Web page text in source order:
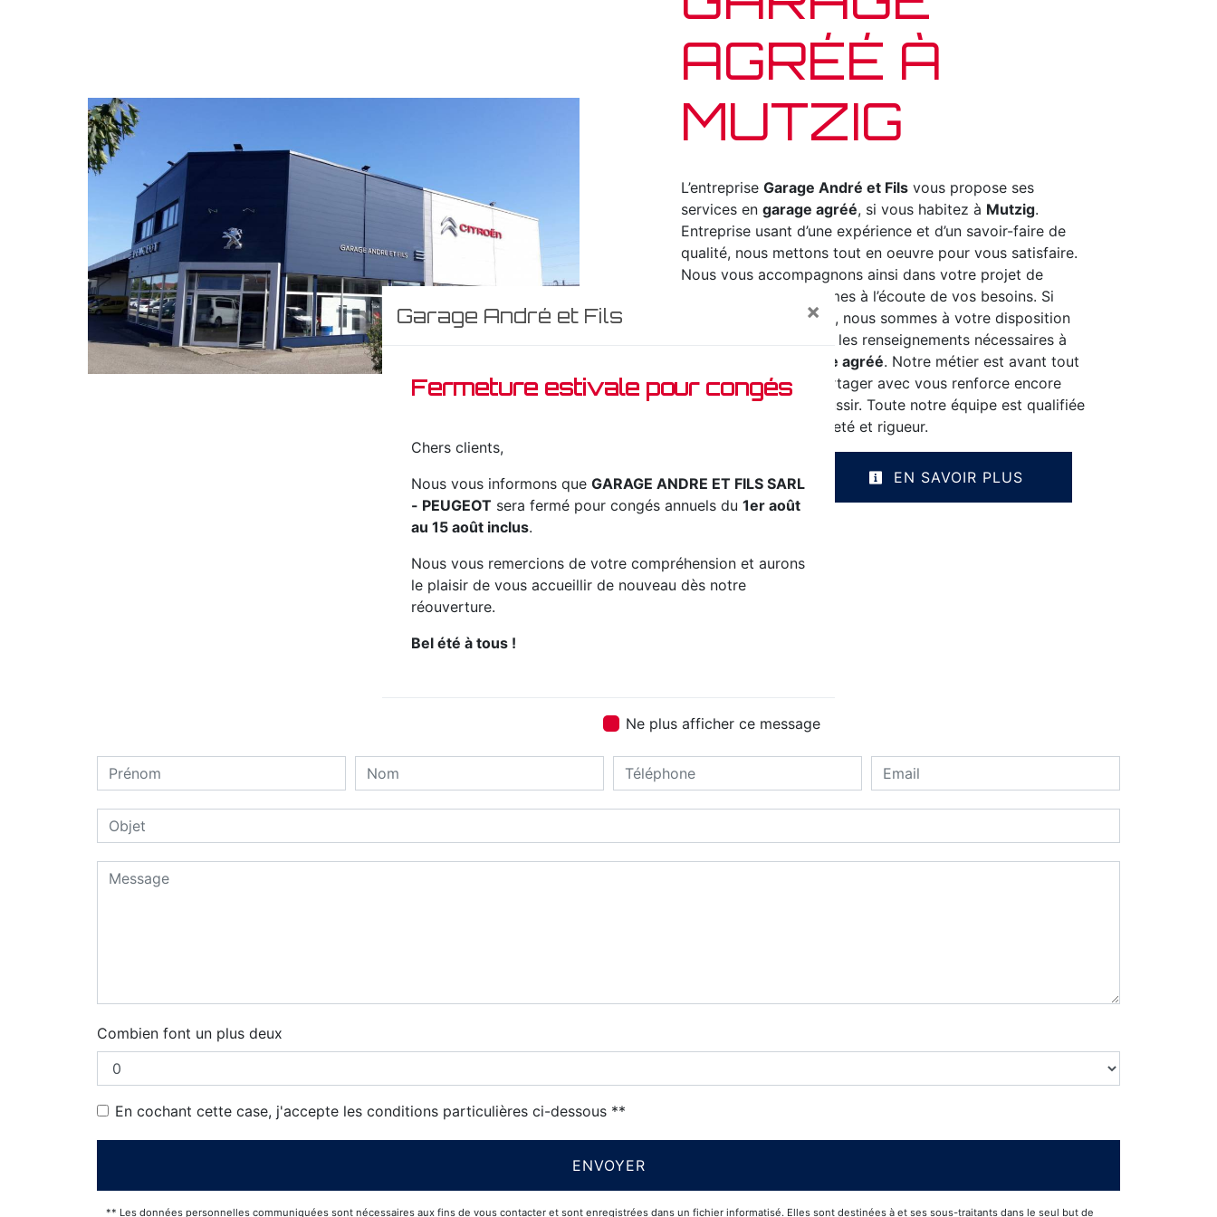
Garage André et Fils ×
Fermeture estivale pour congés
Chers clients,
Nous vous informons que GARAGE ANDRE ET FILS SARL
- PEUGEOT sera fermé pour congés annuels du 1er août
au 15 août inclus.
Nous vous remercions de votre compréhension et aurons
le plaisir de vous accueillir de nouveau dès notre
réouverture.
Bel été à tous !
Ne plus afficher ce message
AGRÉÉ À
MUTZIG
L’entreprise Garage André et Fils vous propose ses
services en garage agréé, si vous habitez à Mutzig.
Entreprise usant d’une expérience et d’un savoir-faire de
qualité, nous mettons tout en oeuvre pour vous satisfaire.
Nous vous accompagnons ainsi dans votre projet de
et sommes à l’écoute de vos besoins. Si
Mutzig , nous sommes à votre disposition
pour vous transmettre les renseignements nécessaires à
garage agréé. Notre métier est avant tout
notre passion et le partager avec vous renforce encore
plus notre désir de réussir. Toute notre équipe est qualifiée
et travaille avec propreté et rigueur.
EN SAVOIR PLUS
Combien font un plus deux
En cochant cette case, j'accepte les conditions particulières ci-dessous **
ENVOYER
** Les données personnelles communiquées sont nécessaires aux fins de vous contacter et sont enregistrées dans un fichier informatisé. Elles sont destinées à et ses sous-traitants dans le seul but de